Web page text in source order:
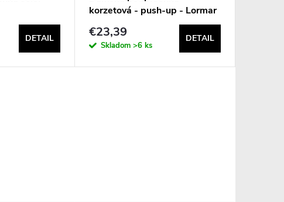
DETAIL
korzetová - push-up - Lormar
Double Extra Pizzo
€23,39
Skladom >6 ks
DETAIL